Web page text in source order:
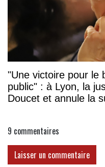
"Une victoire pour le
public" : à Lyon, la
Doucet et annule la
9 commentaires
Laisser un commentaire